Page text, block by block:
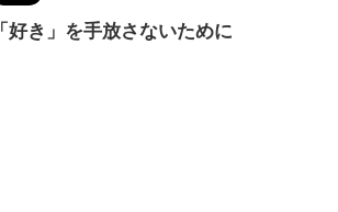
「好き」を手放さないために